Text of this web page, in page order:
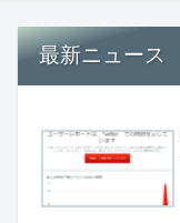
最新ニュース